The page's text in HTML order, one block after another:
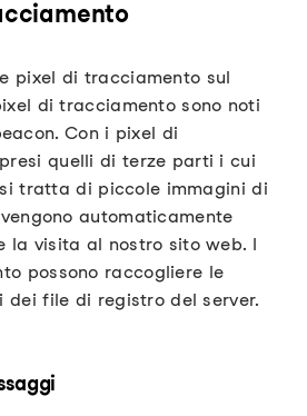
pixel di tracciamento sul
di tracciamento sono noti
Con i pixel di
quelli di terze parti i cui
tratta di piccole immagini di
automaticamente
la visita al nostro sito web. I
possono raccogliere le
dei file di registro del server.